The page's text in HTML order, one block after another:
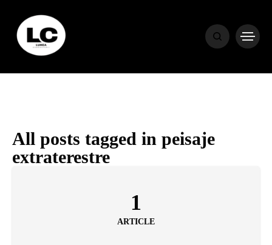
All posts tagged in peisaje
extraterestre
1
ARTICLE
HOME
HOROSCOP
ENGLISH
CONTENT